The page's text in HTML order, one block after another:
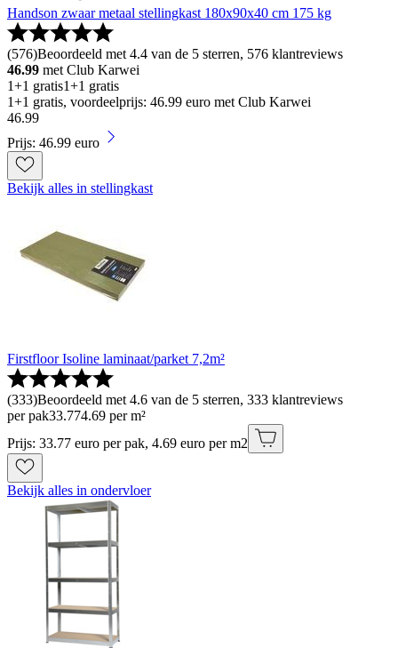
Handson zwaar metaal stellingkast 180x90x40 cm 175 kg
(576)Beoordeeld met 4.4 van de 5 sterren, 576 klantreviews
46.99 met Club Karwei
1+1 gratis1+1 gratis
1+1 gratis, voordeelprijs: 46.99 euro met Club Karwei
46.99
Prijs: 46.99 euro
Bekijk alles in stellingkast
Firstfloor Isoline laminaat/parket 7,2m²
(333)Beoordeeld met 4.6 van de 5 sterren, 333 klantreviews
per pak33.774.69 per m²
Prijs: 33.77 euro per pak, 4.69 euro per m2
Bekijk alles in ondervloer